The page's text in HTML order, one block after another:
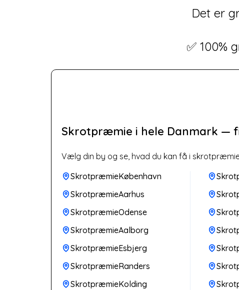
Det er
✅ 100%
Skrotpræmie i hele Danmark —
Vælg din by og se, hvad du kan få i
SkrotpræmieKøbenhavn
SkrotpræmieAarhus
SkrotpræmieOdense
SkrotpræmieAalborg
SkrotpræmieEsbjerg
SkrotpræmieRanders
SkrotpræmieKolding